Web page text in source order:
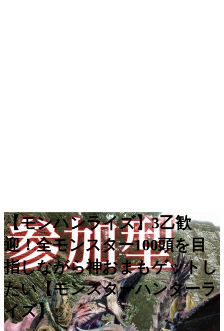
【モンハンライズ】3乙歓
迎！全モンスター100頭を目
指しながら神おまもゲットし
たい【モンスターハンターラ
イズ】